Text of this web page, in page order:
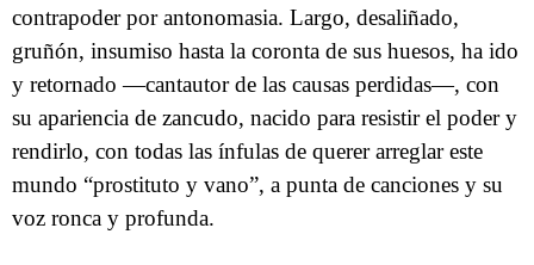
contrapoder por antonomasia. Largo, desaliñado,
gruñón, insumiso hasta la coronta de sus huesos, ha ido
y retornado —cantautor de las causas perdidas—, con
su apariencia de zancudo, nacido para resistir el poder y
rendirlo, con todas las ínfulas de querer arreglar este
mundo “prostituto y vano”, a punta de canciones y su
voz ronca y profunda.